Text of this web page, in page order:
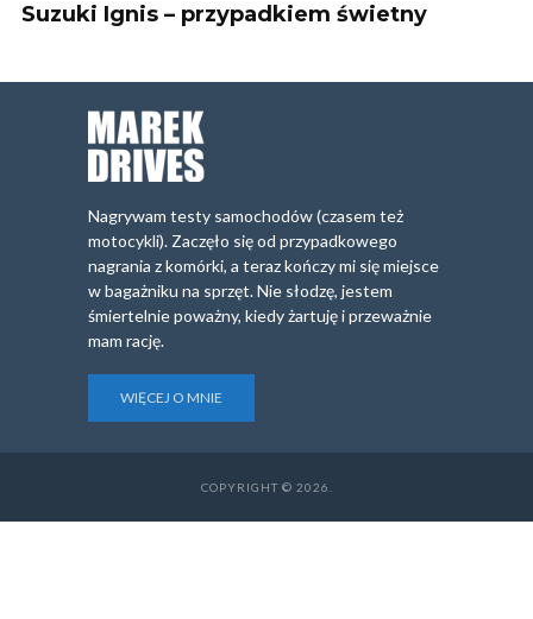
Suzuki Ignis – przypadkiem świetny
Nagrywam testy samochodów (czasem też
motocykli). Zaczęło się od przypadkowego
nagrania z komórki, a teraz kończy mi się miejsce
w bagażniku na sprzęt. Nie słodzę, jestem
śmiertelnie poważny, kiedy żartuję i przeważnie
mam rację.
WIĘCEJ O MNIE
COPYRIGHT © 2026.